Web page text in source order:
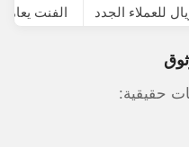
الفنت
حقيقية: